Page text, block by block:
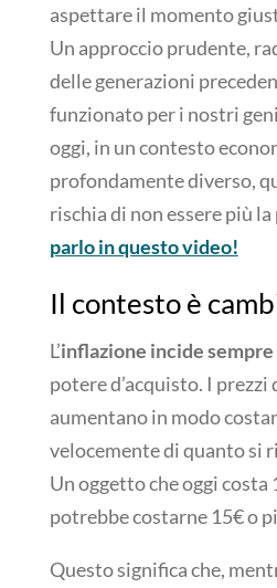
aspettare il momento
Un approccio prudente,
delle generazioni
funzionato per i nostri
oggi, in un contesto
profondamente diverso,
rischia di non essere più la
parlo in questo video!
Il contesto è
L’inflazione incide sempre
potere d’acquisto. I prezzi
aumentano in modo
velocemente di quanto si
Un oggetto che oggi costa
potrebbe costarne 15€ o
Questo significa che,